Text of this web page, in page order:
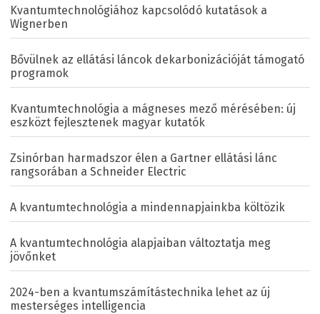
Kvantumtechnológiához kapcsolódó kutatások a
Wignerben
Bővülnek az ellátási láncok dekarbonizációját támogató
programok
Kvantumtechnológia a mágneses mező mérésében: új
eszközt fejlesztenek magyar kutatók
Zsinórban harmadszor élen a Gartner ellátási lánc
rangsorában a Schneider Electric
A kvantumtechnológia a mindennapjainkba költözik
A kvantumtechnológia alapjaiban változtatja meg
jövőnket
2024-ben a kvantumszámítástechnika lehet az új
mesterséges intelligencia